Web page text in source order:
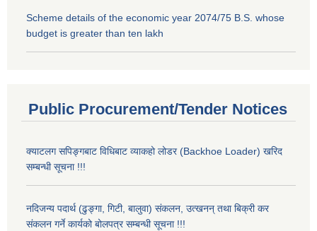
Scheme details of the economic year 2074/75 B.S. whose
budget is greater than ten lakh
Public Procurement/Tender Notices
क्याटलग सपिङ्गबाट विधिबाट व्याकहो लोडर (Backhoe Loader) खरिद
सम्बन्धी सूचना !!!
नदिजन्य पदार्थ (ढुङ्गा, गिटी, बालुवा) संकलन, उत्खनन् तथा बिक्री कर
संकलन गर्ने कार्यको बोलपत्र सम्बन्धी सूचना !!!